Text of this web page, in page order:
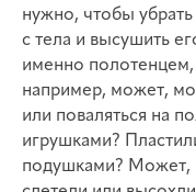
нужно, чтобы
с тела и высушить
именно полотенцем,
например, может,
или поваляться на
игрушками?
подушками? Может,